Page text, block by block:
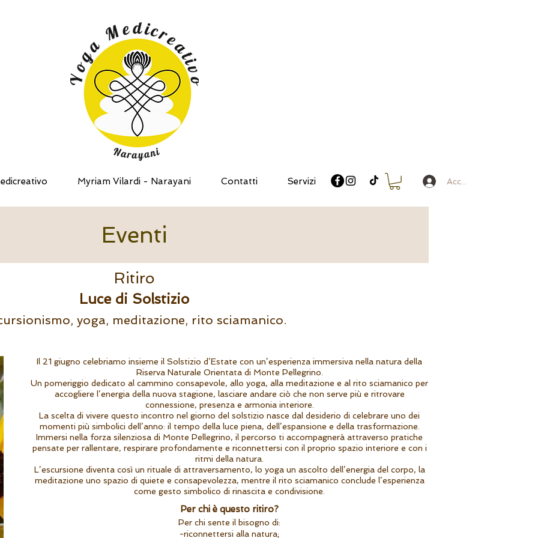
Myriam Vilardi - Narayani Contatti Servizi Accedi
Eventi
Ritiro
Luce di Solstizio
yoga, meditazione, rito sciamanico.
Il 21 giugno celebriamo insieme il Solstizio d’Estate con un’esperienza immersiva nella natura della
Riserva Naturale Orientata di Monte Pellegrino.
Un pomeriggio dedicato al cammino consapevole, allo yoga, alla meditazione e al rito sciamanico per
accogliere l’energia della nuova stagione, lasciare andare ciò che non serve più e ritrovare
connessione, presenza e armonia interiore.
La scelta di vivere questo incontro nel giorno del solstizio nasce dal desiderio di celebrare uno dei
momenti più simbolici dell’anno: il tempo della luce piena, dell’espansione e della trasformazione.
Immersi nella forza silenziosa di Monte Pellegrino, il percorso ti accompagnerà attraverso pratiche
pensate per rallentare, respirare profondamente e riconnettersi con il proprio spazio interiore e con i
ritmi della natura.
L’escursione diventa così un rituale di attraversamento, lo yoga un ascolto dell’energia del corpo, la
meditazione uno spazio di quiete e consapevolezza, mentre il rito sciamanico conclude l’esperienza
come gesto simbolico di rinascita e condivisione.
Per chi è questo ritiro?
Per chi sente il bisogno di:
-riconnettersi alla natura;